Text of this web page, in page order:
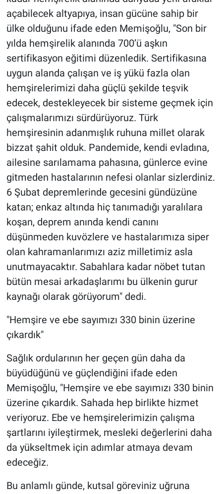
açabilecek altyapıya, insan gücüne sahip bir
ülke olduğunu ifade eden Memişoğlu, "Son bir
yılda hemşirelik alanında 700’ü aşkın
sertifikasyon eğitimi düzenledik. Sertifikasına
uygun alanda çalışan ve iş yükü fazla olan
hemşirelerimizi daha güçlü şekilde teşvik
edecek, destekleyecek bir sisteme geçmek için
çalışmalarımızı sürdürüyoruz. Türk
hemşiresinin adanmışlık ruhuna millet olarak
bizzat şahit olduk. Pandemide, kendi evladına,
ailesine sarılamama pahasına, günlerce evine
gitmeden hastalarının nefesi olanlar sizlerdiniz.
6 Şubat depremlerinde gecesini gündüzüne
katan; enkaz altında hiç tanımadığı yaralılara
koşan, deprem anında kendi canını
düşünmeden kuvözlere ve hastalarımıza siper
olan kahramanlarımızı aziz milletimiz asla
unutmayacaktır. Sabahlara kadar nöbet tutan
bütün mesai arkadaşlarımı bu ülkenin gurur
kaynağı olarak görüyorum" dedi.
"Hemşire ve ebe sayımızı 330 binin üzerine
çıkardık"
Sağlık ordularının her geçen gün daha da
büyüdüğünü ve güçlendiğini ifade eden
Memişoğlu, "Hemşire ve ebe sayımızı 330 binin
üzerine çıkardık. Sahada hep birlikte hizmet
veriyoruz. Ebe ve hemşirelerimizin çalışma
şartlarını iyileştirmek, mesleki değerlerini daha
da yükseltmek için adımlar atmaya devam
edeceğiz.
Bu anlamlı günde, kutsal göreviniz uğruna